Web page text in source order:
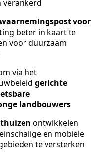
verankerd
voor
beter in kaart te
voor duurzaam
via het
gerichte
landbouwers
ontwikkelen
en mobiele
te versterken